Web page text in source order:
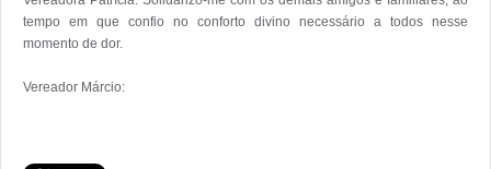
tempo em que confio no conforto divino necessário a todos nesse
momento de dor.